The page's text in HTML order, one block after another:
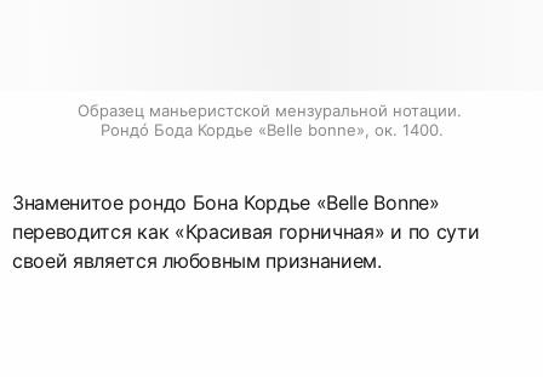
Образец маньеристской мензуральной нотации.
Рондó Бода Кордье «Belle bonne», ок. 1400.
Знаменитое рондо Бона Кордье «Belle Bonne»
переводится как «Красивая горничная» и по сути
своей является любовным признанием.